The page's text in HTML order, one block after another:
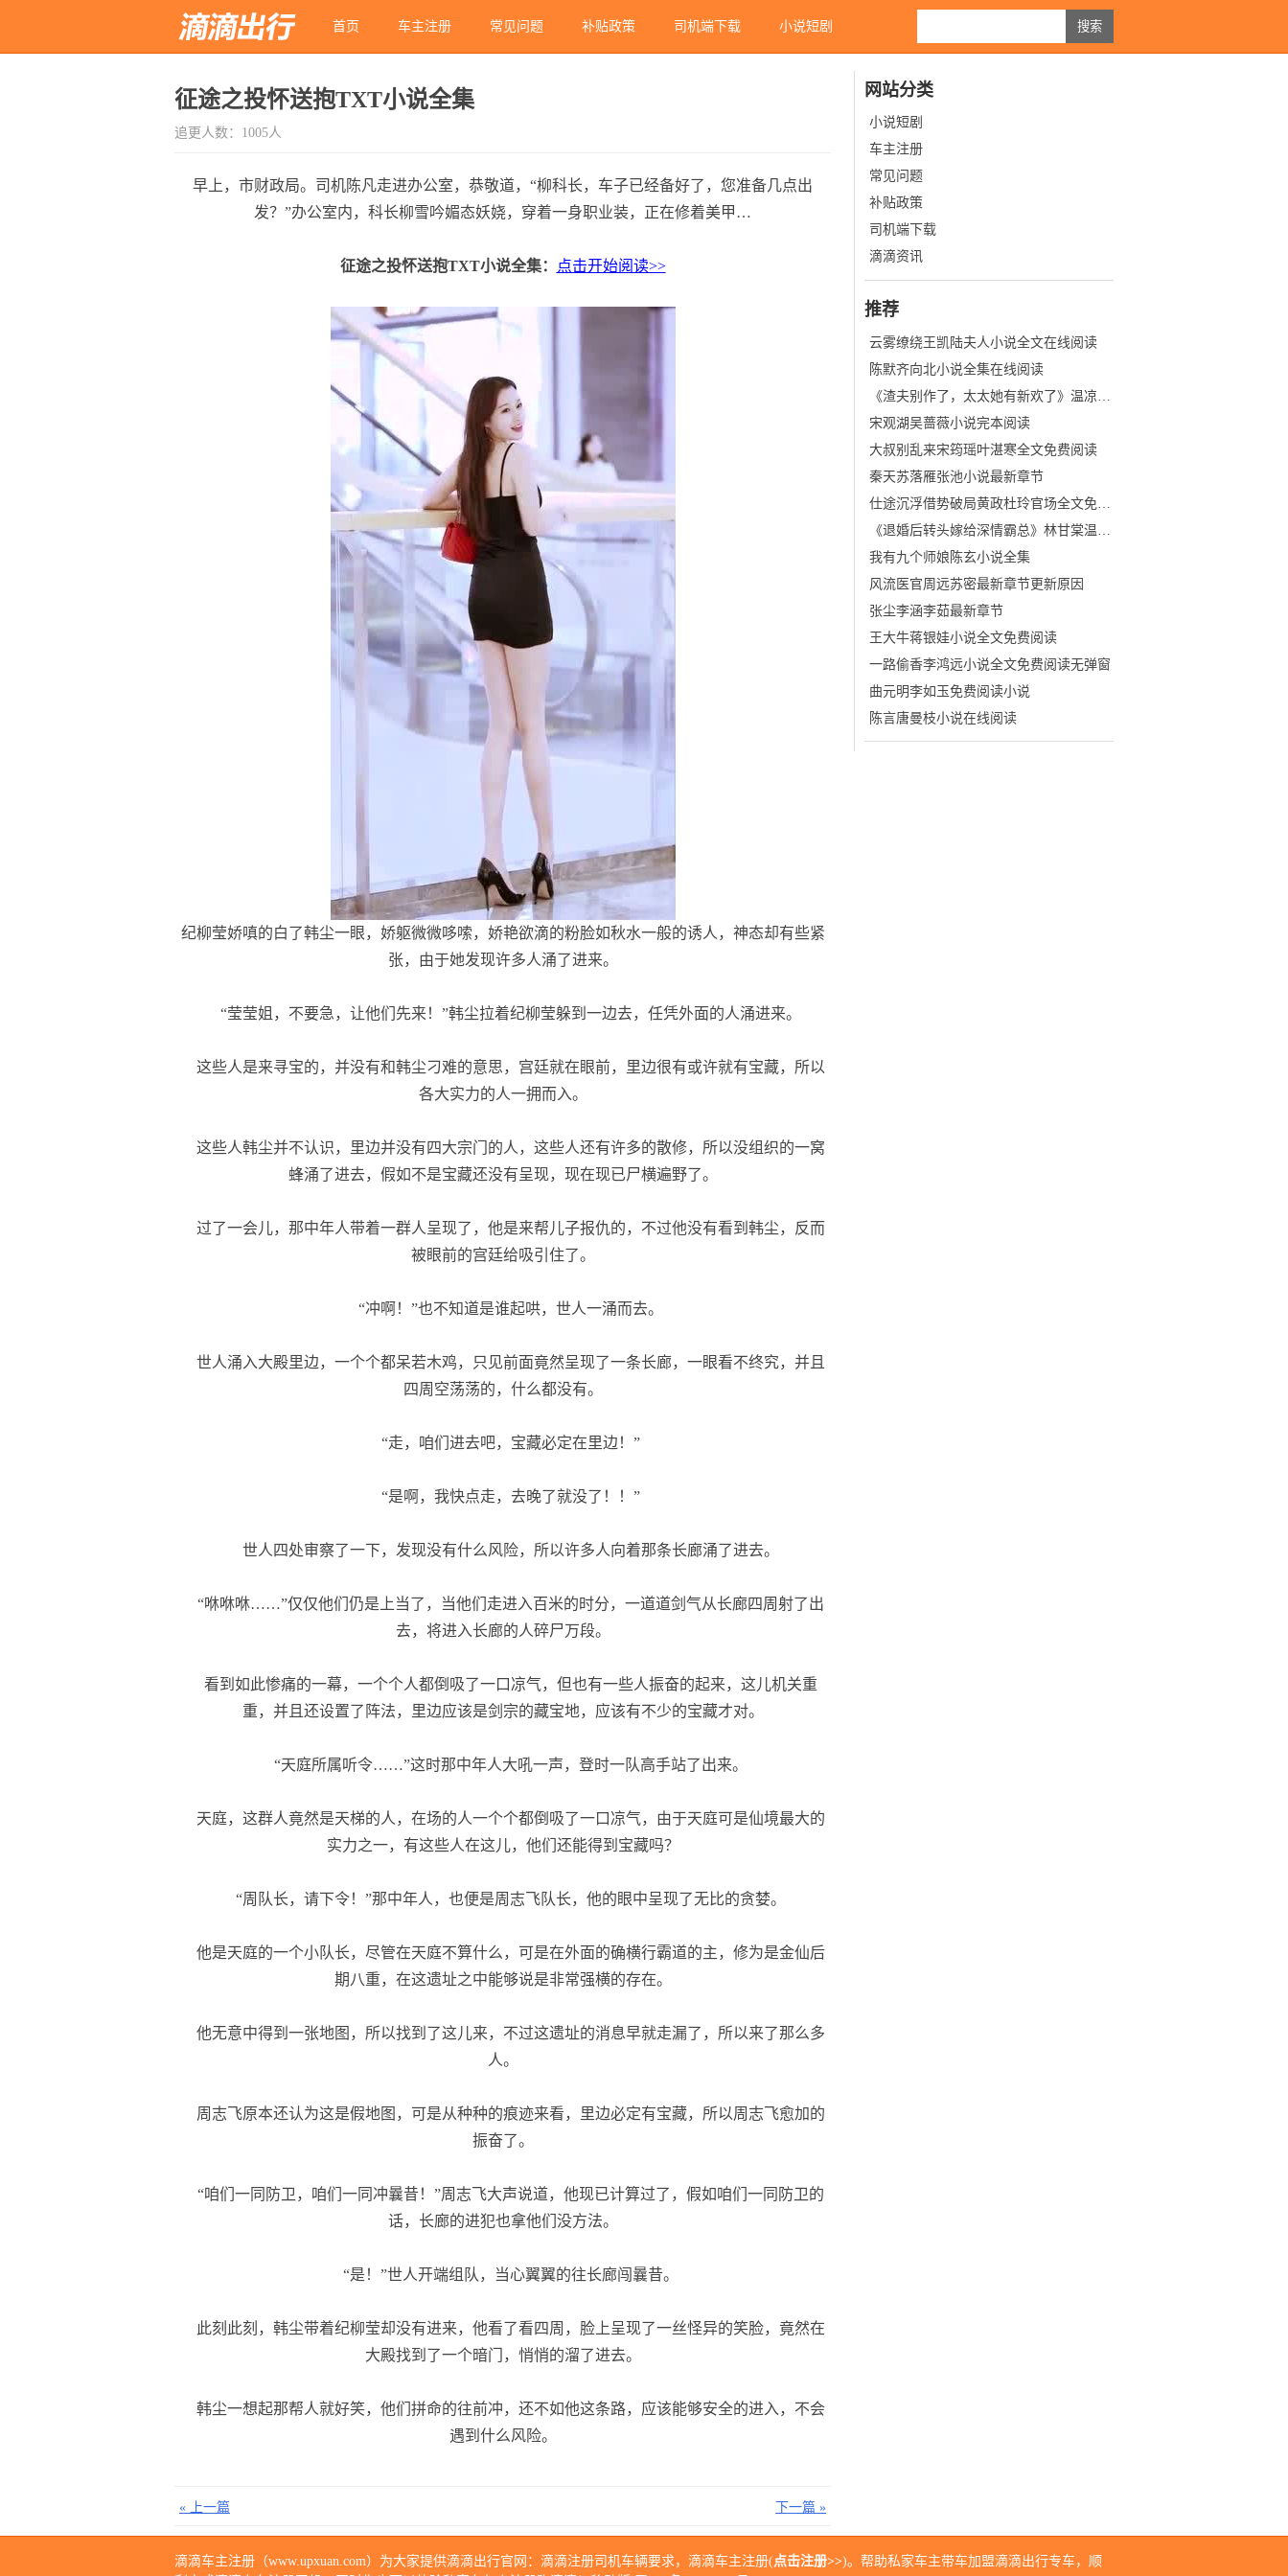
首页 车主注册 常见问题 补贴政策 司机端下载 小说短剧
征途之投怀送抱TXT小说全集
追更人数：1005人
早上，市财政局。司机陈凡走进办公室，恭敬道，“柳科长，车子已经备好了，您准备几点出
发？”办公室内，科长柳雪吟媚态妖娆，穿着一身职业装，正在修着美甲…
征途之投怀送抱TXT小说全集： 点击开始阅读>>
纪柳莹娇嗔的白了韩尘一眼，娇躯微微哆嗦，娇艳欲滴的粉脸如秋水一般的诱人，神态却有些紧
张，由于她发现许多人涌了进来。
“莹莹姐，不要急，让他们先来！”韩尘拉着纪柳莹躲到一边去，任凭外面的人涌进来。
这些人是来寻宝的，并没有和韩尘刁难的意思，宫廷就在眼前，里边很有或许就有宝藏，所以
各大实力的人一拥而入。
这些人韩尘并不认识，里边并没有四大宗门的人，这些人还有许多的散修，所以没组织的一窝
蜂涌了进去，假如不是宝藏还没有呈现，现在现已尸横遍野了。
过了一会儿，那中年人带着一群人呈现了，他是来帮儿子报仇的，不过他没有看到韩尘，反而
被眼前的宫廷给吸引住了。
“冲啊！”也不知道是谁起哄，世人一涌而去。
世人涌入大殿里边，一个个都呆若木鸡，只见前面竟然呈现了一条长廊，一眼看不终究，并且
四周空荡荡的，什么都没有。
“走，咱们进去吧，宝藏必定在里边！”
“是啊，我快点走，去晚了就没了！！”
世人四处审察了一下，发现没有什么风险，所以许多人向着那条长廊涌了进去。
“咻咻咻……”仅仅他们仍是上当了，当他们走进入百米的时分，一道道剑气从长廊四周射了出
去，将进入长廊的人碎尸万段。
看到如此惨痛的一幕，一个个人都倒吸了一口凉气，但也有一些人振奋的起来，这儿机关重
重，并且还设置了阵法，里边应该是剑宗的藏宝地，应该有不少的宝藏才对。
“天庭所属听令……”这时那中年人大吼一声，登时一队高手站了出来。
天庭，这群人竟然是天梯的人，在场的人一个个都倒吸了一口凉气，由于天庭可是仙境最大的
实力之一，有这些人在这儿，他们还能得到宝藏吗？
“周队长，请下令！”那中年人，也便是周志飞队长，他的眼中呈现了无比的贪婪。
他是天庭的一个小队长，尽管在天庭不算什么，可是在外面的确横行霸道的主，修为是金仙后
期八重，在这遗址之中能够说是非常强横的存在。
他无意中得到一张地图，所以找到了这儿来，不过这遗址的消息早就走漏了，所以来了那么多
人。
周志飞原本还认为这是假地图，可是从种种的痕迹来看，里边必定有宝藏，所以周志飞愈加的
振奋了。
“咱们一同防卫，咱们一同冲曩昔！”周志飞大声说道，他现已计算过了，假如咱们一同防卫的
话，长廊的进犯也拿他们没方法。
“是！”世人开端组队，当心翼翼的往长廊闯曩昔。
此刻此刻，韩尘带着纪柳莹却没有进来，他看了看四周，脸上呈现了一丝怪异的笑脸，竟然在
大殿找到了一个暗门，悄悄的溜了进去。
韩尘一想起那帮人就好笑，他们拼命的往前冲，还不如他这条路，应该能够安全的进入，不会
遇到什么风险。
« 上一篇 下一篇 »
网站分类
小说短剧
车主注册
常见问题
补贴政策
司机端下载
滴滴资讯
推荐
云雾缭绕王凯陆夫人小说全文在线阅读
陈默齐向北小说全集在线阅读
《渣夫别作了，太太她有新欢了》温凉陆景琛
宋观湖吴蔷薇小说完本阅读
大叔别乱来宋筠瑶叶湛寒全文免费阅读
秦天苏落雁张池小说最新章节
仕途沉浮借势破局黄政杜玲官场全文免费阅读
《退婚后转头嫁给深情霸总》林甘棠温晏清小说全文
我有九个师娘陈玄小说全集
风流医官周远苏密最新章节更新原因
张尘李涵李茹最新章节
王大牛蒋银娃小说全文免费阅读
一路偷香李鸿远小说全文免费阅读无弹窗
曲元明李如玉免费阅读小说
陈言唐曼枝小说在线阅读
滴滴车主注册（www.upxuan.com）为大家提供滴滴出行官网：滴滴注册司机车辆要求，滴滴车主注册(点击注册>>)。帮助私家车主带车加盟滴滴出行专车，顺